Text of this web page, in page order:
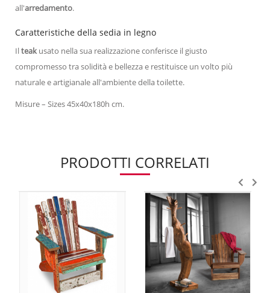
all'arredamento.
Caratteristiche della sedia in legno
Ilteak usato nella sua realizzazione conferisce il giusto
compromesso tra solidità e bellezza e restituisce un volto più
naturale e artigianale all'ambiente della toilette.
Misure – Sizes 45x40x180h cm.
PRODOTTI CORRELATI